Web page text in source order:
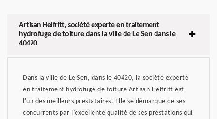
Artisan Helfritt, société experte en traitement
hydrofuge de toiture dans la ville de Le Sen dans le
40420
Dans la ville de Le Sen, dans le 40420, la société experte
en traitement hydrofuge de toiture Artisan Helfritt est
l'un des meilleurs prestataires. Elle se démarque de ses
concurrents par l’excellente qualité de ses prestations qui